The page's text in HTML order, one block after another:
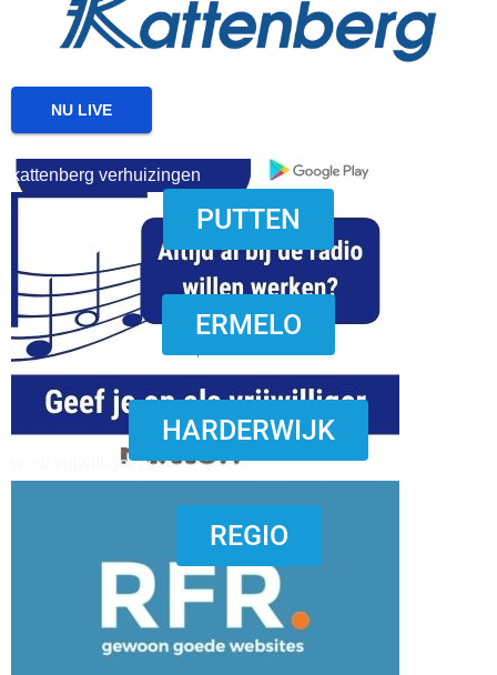
download onzze App
kattenberg verhuizingen
word vrijwilliger (1)
NU LIVE
PUTTEN
ERMELO
HARDERWIJK
REGIO